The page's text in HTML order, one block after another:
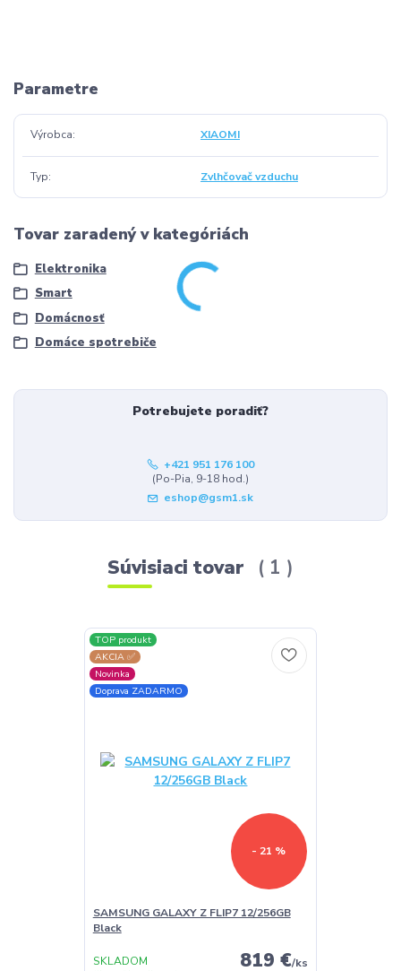
Parametre
Výrobca XIAOMI
Typ Zvlhčovač vzduchu
Tovar zaradený v kategóriách
Elektronika
Smart
Domácnosť
Domáce spotrebiče
Potrebujete poradiť?
+421 951 176 100
(Po-Pia, 9-18 hod.)
eshop@gsm1.sk
Súvisiaci tovar 1
TOP produkt
AKCIA ✅
Novinka
Doprava ZADARMO
- 21 %
SAMSUNG GALAXY Z FLIP7 12/256GB
Black
819 €/ks
SKLADOM